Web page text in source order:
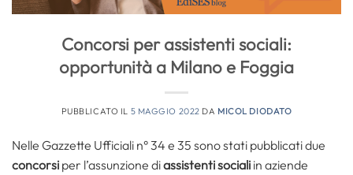
Concorsi per assistenti sociali:
opportunità a Milano e Foggia
PUBBLICATO IL 5 MAGGIO 2022 DA MICOL DIODATO
Nelle Gazzette Ufficiali n° 34 e 35 sono stati pubblicati due
concorsi per l’assunzione diassistenti sociali in aziende